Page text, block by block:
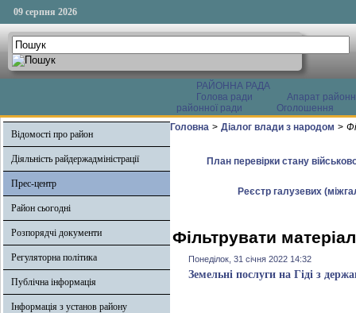
09 серпня 2026
РАЙОННА РАДА
Голова ради
Апарат
районної ради
Оголошення
Відомості про район
Діяльність райдержадміністрації
Прес-центр
Район сьогодні
Розпорядчі документи
Регуляторна політика
Публічна інформація
Інформація з установ району
Головна > Діалог влади з народом >
План перевірки стану
Реєстр галузевих
Фільтрувати
Понеділок, 31 січня 2022 14:32
Земельні послуги на Гіді з